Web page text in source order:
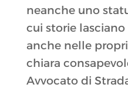
neanche uno
cui storie
anche nelle
chiara
Avvocato di